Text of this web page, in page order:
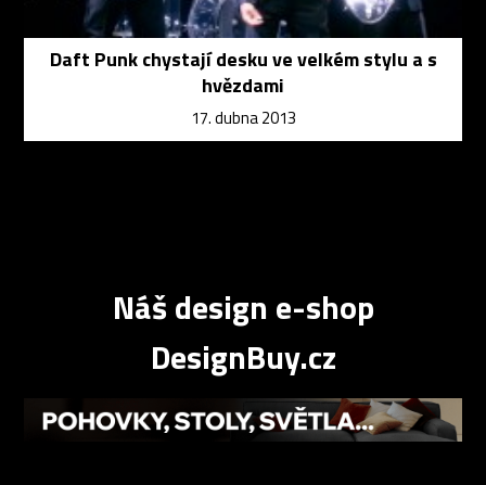
Daft Punk chystají desku ve velkém stylu a s
hvězdami
17. dubna 2013
Náš design e-shop
DesignBuy.cz